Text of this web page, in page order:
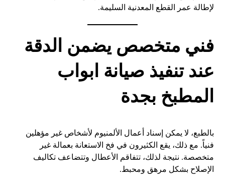
لإطالة عمر القطع المعدنية السليمة.
فني متخصص يضمن الدقة
عند تنفيذ صيانة ابواب
المطبخ بجدة
بالطبع، لا يمكن إسناد أعمال الألمنيوم لأشخاص غير مؤهلين
فنياً. مع ذلك، يقع الكثيرون في فخ الاستعانة بعمالة غير
متخصصة. نتيجة لذلك، تتفاقم الأعطال وتتضاعف تكاليف
الإصلاح بشكل مرهق ومحبط.